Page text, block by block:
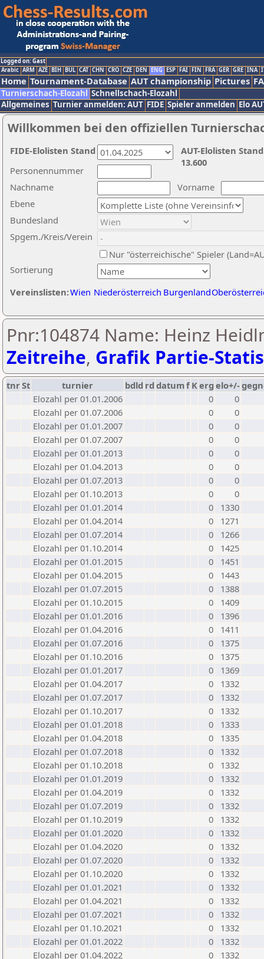
Logged on: Gast
Arabic ARM AZE BIH BUL CAT CHN CRO CZE DEN ENG ESP FAI FIN FRA GER GRE INA
Home Tournament-Database AUT championship Pictures
Turnierschach-Elozahl Schnellschach-Elozahl
Allgemeines Turnier anmelden: AUT FIDE Spieler anmelden Elo
Willkommen bei den offiziellen
Nachname
Vorname
Ebene
Sortierung
Personennummer
Bundesland
Spgem./Kreis/Verein
Nur "österreichische" Spieler
Vereinslisten:Wien Niederösterreich Burgenland
AUT-Elolisten
13.600
FIDE-Elolisten Stand
Pnr:104874 Name: Heinz
Zeitreihe, Grafik Partie-
tnrSt turnier bdld rd datumf Kerg elo+/-
Elozahl per 01.01.2006
0
0
Elozahl per 01.07.2006
0
0
Elozahl per 01.01.2007
0
0
Elozahl per 01.07.2007
0
0
Elozahl per 01.01.2013
0
0
Elozahl per 01.04.2013
0
0
Elozahl per 01.07.2013
0
0
Elozahl per 01.10.2013
0
0
Elozahl per 01.01.2014
0
1330
Elozahl per 01.04.2014
0
1271
Elozahl per 01.07.2014
0
1266
Elozahl per 01.10.2014
0
1425
Elozahl per 01.01.2015
0
1451
Elozahl per 01.04.2015
0
1443
Elozahl per 01.07.2015
0
1388
Elozahl per 01.10.2015
0
1409
Elozahl per 01.01.2016
0
1396
Elozahl per 01.04.2016
0
1411
Elozahl per 01.07.2016
0
1375
Elozahl per 01.10.2016
0
1375
Elozahl per 01.01.2017
0
1369
Elozahl per 01.04.2017
0
1332
Elozahl per 01.07.2017
0
1332
Elozahl per 01.10.2017
0
1332
Elozahl per 01.01.2018
0
1333
Elozahl per 01.04.2018
0
1335
Elozahl per 01.07.2018
0
1332
Elozahl per 01.10.2018
0
1332
Elozahl per 01.01.2019
0
1332
Elozahl per 01.04.2019
0
1332
Elozahl per 01.07.2019
0
1332
Elozahl per 01.10.2019
0
1332
Elozahl per 01.01.2020
0
1332
Elozahl per 01.04.2020
0
1332
Elozahl per 01.07.2020
0
1332
Elozahl per 01.10.2020
0
1332
Elozahl per 01.01.2021
0
1332
Elozahl per 01.04.2021
0
1332
Elozahl per 01.07.2021
0
1332
Elozahl per 01.10.2021
0
1332
Elozahl per 01.01.2022
0
1332
Elozahl per 01.04.2022
0
1332